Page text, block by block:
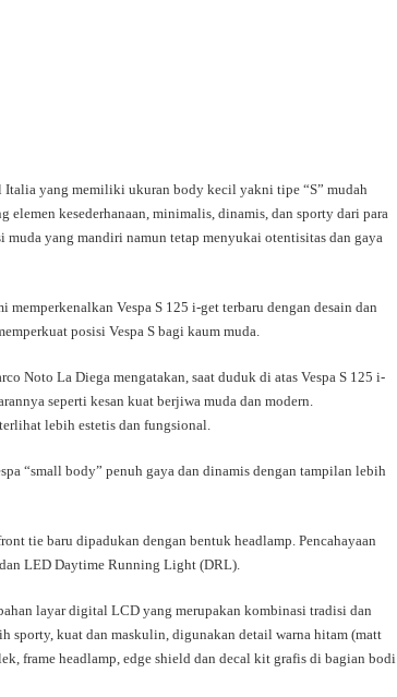
Italia yang memiliki ukuran body kecil yakni tipe “S” mudah
kesederhanaan, minimalis, dinamis, dan sporty dari para
muda yang mandiri namun tetap menyukai otentisitas dan gaya
memperkenalkan Vespa S 125 i-get terbaru dengan desain dan
posisi Vespa S bagi kaum muda.
Noto La Diega mengatakan, saat duduk di atas Vespa S 125 i-
seperti kesan kuat berjiwa muda dan modern.
lebih estetis dan fungsional.
“small body” penuh gaya dan dinamis dengan tampilan lebih
tie baru dipadukan dengan bentuk headlamp. Pencahayaan
LED Daytime Running Light (DRL).
layar digital LCD yang merupakan kombinasi tradisi dan
sporty, kuat dan maskulin, digunakan detail warna hitam (matt
frame headlamp, edge shield dan decal kit grafis di bagian bodi